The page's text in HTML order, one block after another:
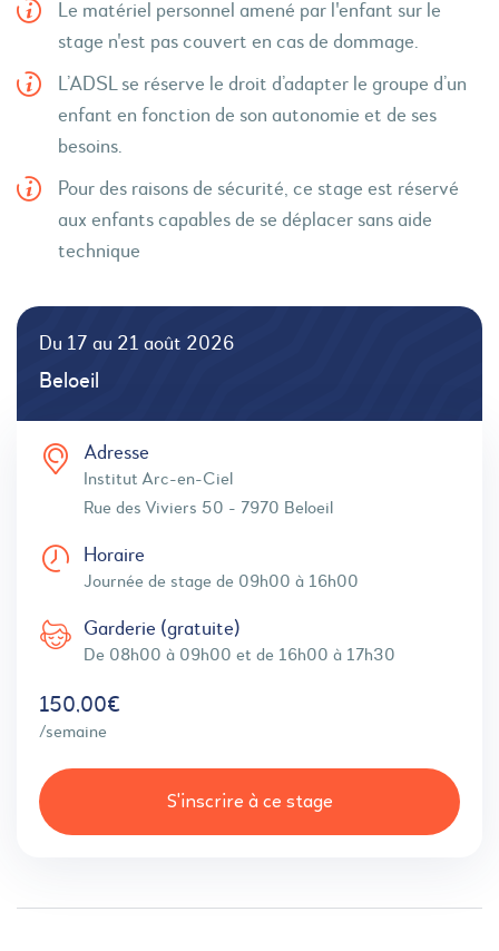
Le matériel personnel amené par l'enfant sur le
stage n'est pas couvert en cas de dommage.
L’ADSL se réserve le droit d’adapter le groupe d’un
enfant en fonction de son autonomie et de ses
besoins.
Pour des raisons de sécurité, ce stage est réservé
aux enfants capables de se déplacer sans aide
technique
Du 17 au 21 août 2026
Beloeil
Adresse
Institut Arc-en-Ciel
Rue des Viviers 50 - 7970 Beloeil
Horaire
Journée de stage de 09h00 à 16h00
Garderie (gratuite)
De 08h00 à 09h00 et de 16h00 à 17h30
150,00€
/semaine
S'inscrire à ce stage